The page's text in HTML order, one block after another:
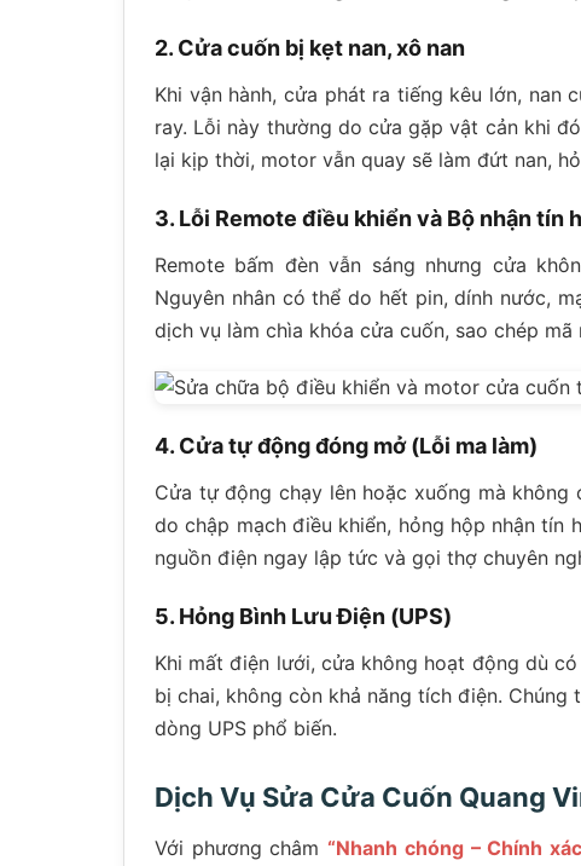
2. Cửa cuốn bị kẹt nan, xô nan
Khi vận hành, cửa phát ra tiếng kêu lớn,
ray. Lỗi này thường do cửa gặp vật cản khi
lại kịp thời, motor vẫn quay sẽ làm đứt nan,
3. Lỗi Remote điều khiển và Bộ nhận tín
Remote bấm đèn vẫn sáng nhưng cửa
Nguyên nhân có thể do hết pin, dính nước,
dịch vụ làm chìa khóa cửa cuốn, sao chép
4. Cửa tự động đóng mở (Lỗi ma làm)
Cửa tự động chạy lên hoặc xuống mà
do chập mạch điều khiển, hỏng hộp nhận tín
nguồn điện ngay lập tức và gọi thợ chuyên
5. Hỏng Bình Lưu Điện (UPS)
Khi mất điện lưới, cửa không hoạt động dù
bị chai, không còn khả năng tích điện.
dòng UPS phổ biến.
Dịch Vụ Sửa Cửa Cuốn Quang
Với phương châm “Nhanh chóng – Chính